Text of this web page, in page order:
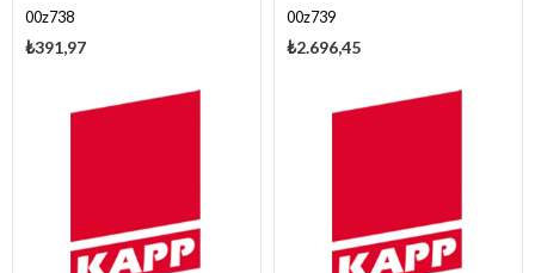
00z738
₺391,97
00z739
₺2.696,45